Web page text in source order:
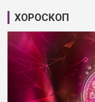
ХОРОСКОП